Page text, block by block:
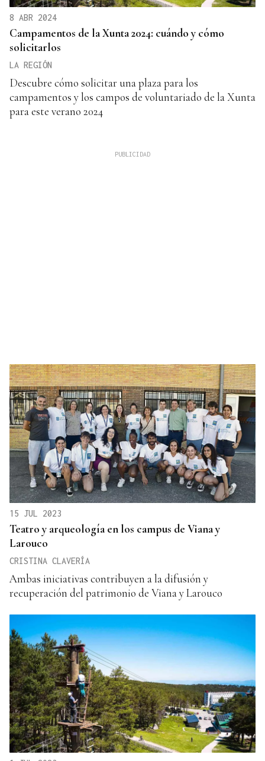
8 ABR 2024
Campamentos de la Xunta 2024: cuándo y cómo
solicitarlos
LA REGIÓN
Descubre cómo solicitar una plaza para los
campamentos y los campos de voluntariado de la Xunta
para este verano 2024
15 JUL 2023
Teatro y arqueología en los campus de Viana y
Larouco
CRISTINA CLAVERÍA
Ambas iniciativas contribuyen a la difusión y
recuperación del patrimonio de Viana y Larouco